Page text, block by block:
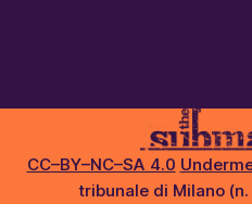
CC–BY–NC–SA 4.0
tribunale di Milano